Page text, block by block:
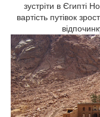
зустріти в Єгипті
вартість путівок